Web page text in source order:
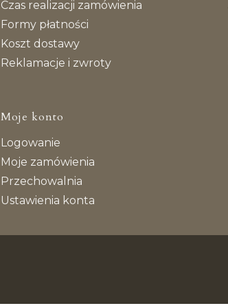
Czas realizacji zamówienia
Formy płatności
Koszt dostawy
Reklamacje i zwroty
Moje konto
Logowanie
Moje zamówienia
Przechowalnia
Ustawienia konta